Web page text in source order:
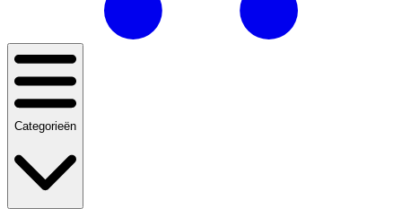
Categorieën